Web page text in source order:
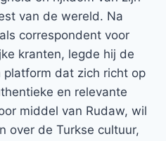
van de wereld. Na
correspondent voor
kranten, legde hij de
platform dat zich richt op
en relevante
middel van Rudaw, wil
over de Turkse cultuur,